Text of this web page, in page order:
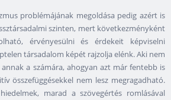
problémájának megoldása pedig azért is
szinten, mert következményként
érvényesülni és érdekeit képviselni
társadalom képét rajzolja elénk. Aki nem
a számára, ahogyan azt már fentebb is
összefüggésekkel nem lesz megragadható.
marad a szövegértés romlásával